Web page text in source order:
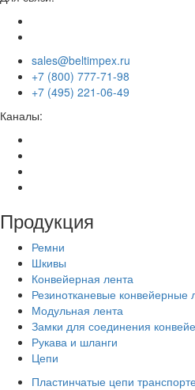
sales@beltimpex.ru
+7 (800) 777-71-98
+7 (495) 221-06-49
Каналы:
Продукция
Ремни
Шкивы
Конвейерная лента
Резинотканевые конвейерные
Модульная лента
Замки для соединения
Рукава и шланги
Цепи
Пластинчатые цепи